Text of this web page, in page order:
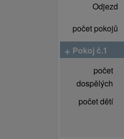
Odjezd
počet pokojů
+ Pokoj č.1
počet
dospělých
počet dětí